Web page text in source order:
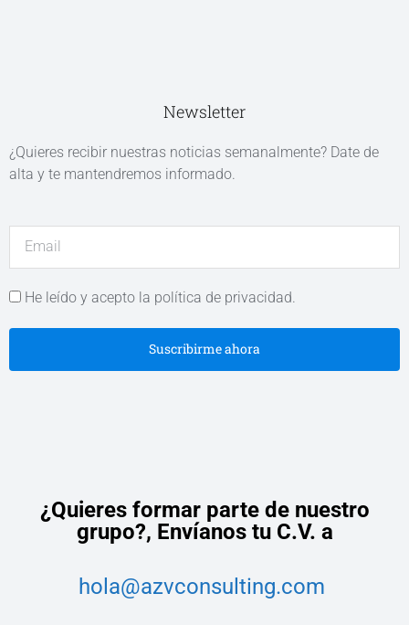
Newsletter
¿Quieres recibir nuestras noticias semanalmente? Date de
alta y te mantendremos informado.
He leído y acepto la política de privacidad.
Suscribirme ahora
¿Quieres formar parte de nuestro
grupo?, Envíanos tu C.V. a
hola@azvconsulting.com